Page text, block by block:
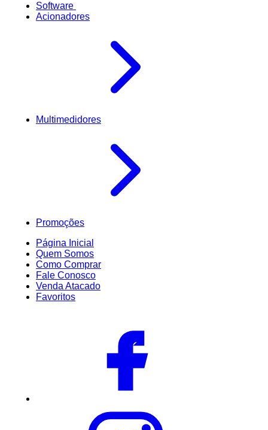
Software
Acionadores
Multimedidores
Promoções
Página Inicial
Quem Somos
Como Comprar
Fale Conosco
Venda Atacado
Favoritos